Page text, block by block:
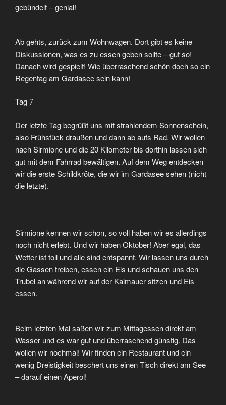
gebündelt – genial!
Ab gehts, zurück zum Wohnwagen. Dort gibt es keine
Diskussionen, was es zu essen geben sollte – gut so!
Danach wird gespielt! Wie überraschend schön doch so ein
Regentag am Gardasee sein kann!
Tag 7
Der letzte Tag begrüßt uns mit strahlendem Sonnenschein,
also Frühstück draußen und dann ab aufs Rad. Wir wollen
nach Sirmione und die 20 Kilometer bis dorthin lassen sich
gut mit dem Fahrrad bewältigen. Auf dem Weg entdecken
wir die erste Schildkröte, die wir im Gardasee sehen (nicht
die letzte).
Sirmione kennen wir schon, so voll haben wir es allerdings
noch nicht erlebt. Und wir haben Oktober! Aber egal, das
Wetter ist toll und alle sind entspannt. Wir lassen uns durch
die Gassen treiben, essen ein Eis und schauen uns den
Trubel an während wir auf der Kaimauer sitzen und Eis
essen.
Beim letzten Mal saßen wir zum Mittagessen direkt am
Wasser und es war gut und überraschend günstig. Das
wollen wir nochmal! Wir finden ein Restaurant und ein
wenig Dreistigkeit beschert uns einen Tisch direkt am See
– darauf einen Aperol!